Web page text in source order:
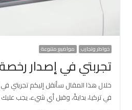
خواطر وتجارب مواضيع متنوعة
تجربتي في إصدار
خلال هذا المقال سأنقل إليكم تجربتي
في تركيا، بدايةً، وقبل أي شيء، يجب